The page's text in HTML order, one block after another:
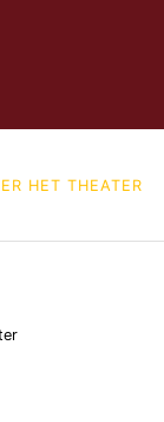
HET THEATER